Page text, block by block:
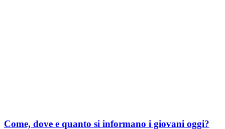
Come, dove e quanto si informano i giovani oggi?